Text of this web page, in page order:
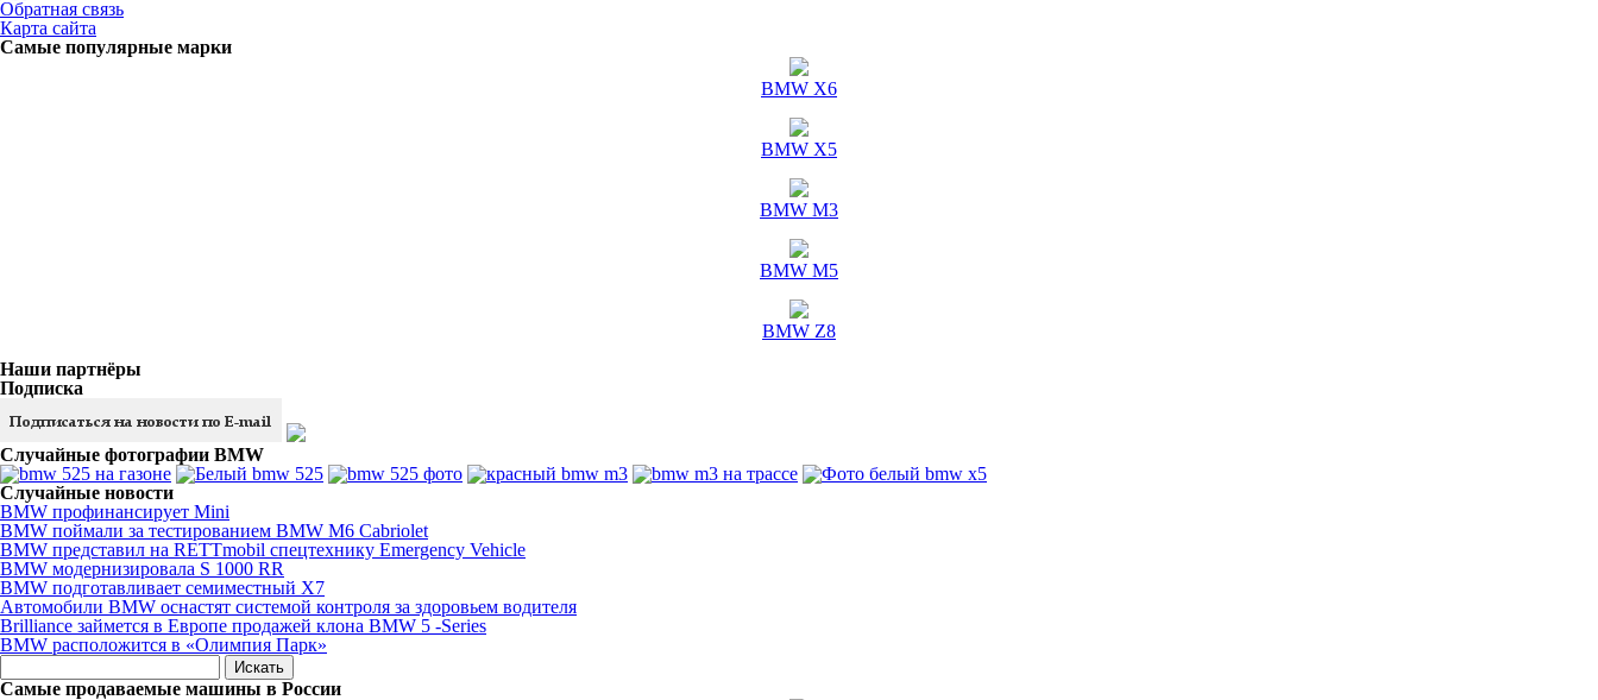
Обратная связь
Карта сайта
Самые популярные марки
BMW X6
BMW X5
BMW M3
BMW M5
BMW Z8
Наши партнёры
Подписка
Случайные фотографии BMW
Случайные новости
BMW профинансирует Mini
BMW поймали за тестированием BMW M6 Cabriolet
BMW представил на RETTmobil спецтехнику Emergency Vehicle
BMW модернизировала S 1000 RR
BMW подготавливает семиместный X7
Автомобили BMW оснастят системой контроля за здоровьем водителя
Brilliance займется в Европе продажей клона BMW 5 -Series
BMW расположится в «Олимпия Парк»
Самые продаваемые машины в России